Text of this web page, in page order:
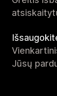
Jūsų